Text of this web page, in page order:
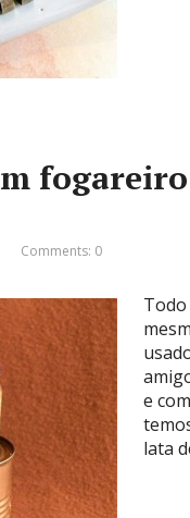
Comments: 0
e
lata